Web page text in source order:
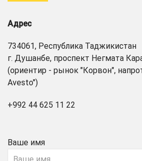
Адрес
734061, Республика Таджикистан
г. Душанбе, проспект Негмата
(ориентир - рынок "Корвон",
Avesto")
+992 44 625 11 22
Ваше имя